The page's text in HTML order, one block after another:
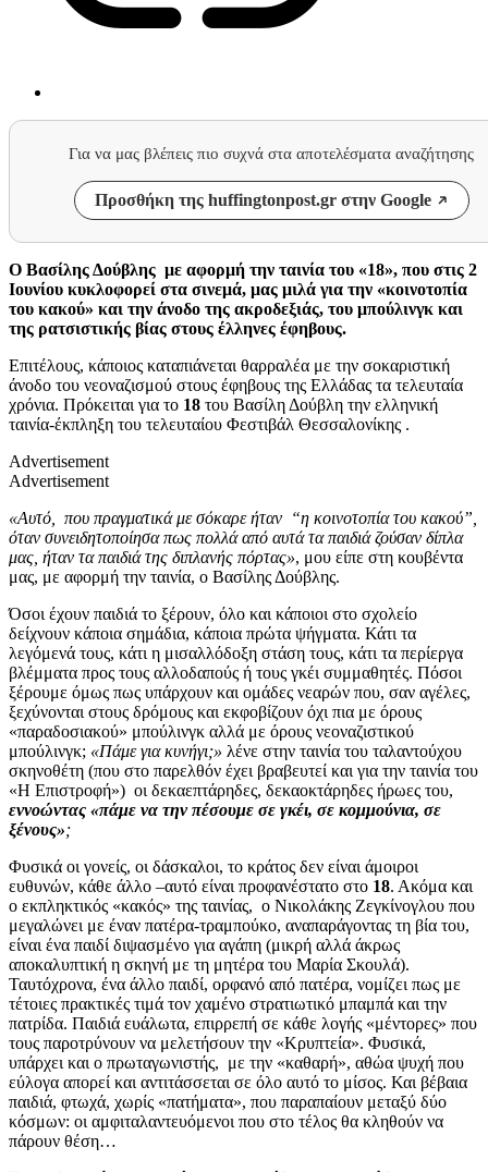
Για να μας βλέπεις πιο συχνά στα αποτελέσματα αναζήτησης
Προσθήκη της huffingtonpost.gr στην Google
O Bασίλης Δούβλης με αφορμή την ταινία του «18», που στις 2
Ιουνίου κυκλοφορεί στα σινεμά, μας μιλά για την «κοινοτοπία
του κακού» και την άνοδο της ακροδεξιάς, του μπούλινγκ και
της ρατσιστικής βίας στους έλληνες έφηβους.
Επιτέλους, κάποιος καταπιάνεται θαρραλέα με την σοκαριστική
άνοδο του νεοναζισμού στους έφηβους της Ελλάδας τα τελευταία
χρόνια. Πρόκειται για το 18 του Βασίλη Δούβλη την ελληνική
ταινία-έκπληξη του τελευταίου Φεστιβάλ Θεσσαλονίκης .
Advertisement
Advertisement
«Αυτό, που πραγματικά με σόκαρε ήταν “η κοινοτοπία του κακού”,
όταν συνειδητοποίησα πως πολλά από αυτά τα παιδιά ζούσαν δίπλα
μας, ήταν τα παιδιά της διπλανής πόρτας», μου είπε στη κουβέντα
μας, με αφορμή την ταινία, ο Βασίλης Δούβλης.
Όσοι έχουν παιδιά το ξέρουν, όλο και κάποιοι στο σχολείο
δείχνουν κάποια σημάδια, κάποια πρώτα ψήγματα. Κάτι τα
λεγόμενά τους, κάτι η μισαλλόδοξη στάση τους, κάτι τα περίεργα
βλέμματα προς τους αλλοδαπούς ή τους γκέι συμμαθητές. Πόσοι
ξέρουμε όμως πως υπάρχουν και ομάδες νεαρών που, σαν αγέλες,
ξεχύνονται στους δρόμους και εκφοβίζουν όχι πια με όρους
«παραδοσιακού» μπούλινγκ αλλά με όρους νεοναζιστικού
μπούλινγκ; «Πάμε για κυνήγι;» λένε στην ταινία του ταλαντούχου
σκηνοθέτη (που στο παρελθόν έχει βραβευτεί και για την ταινία του
«Η Επιστροφή») οι δεκαεπτάρηδες, δεκαοκτάρηδες ήρωες του,
εννοώντας «πάμε να την πέσουμε σε γκέι, σε κομμούνια, σε
ξένους»;
Φυσικά οι γονείς, οι δάσκαλοι, το κράτος δεν είναι άμοιροι
ευθυνών, κάθε άλλο –αυτό είναι προφανέστατο στο 18. Ακόμα και
ο εκπληκτικός «κακός» της ταινίας, ο Νικολάκης Ζεγκίνογλου που
μεγαλώνει με έναν πατέρα-τραμπούκο, αναπαράγοντας τη βία του,
είναι ένα παιδί διψασμένο για αγάπη (μικρή αλλά άκρως
αποκαλυπτική η σκηνή με τη μητέρα του Μαρία Σκουλά).
Ταυτόχρονα, ένα άλλο παιδί, ορφανό από πατέρα, νομίζει πως με
τέτοιες πρακτικές τιμά τον χαμένο στρατιωτικό μπαμπά και την
πατρίδα. Παιδιά ευάλωτα, επιρρεπή σε κάθε λογής «μέντορες» που
τους παροτρύνουν να μελετήσουν την «Κρυπτεία». Φυσικά,
υπάρχει και ο πρωταγωνιστής, με την «καθαρή», αθώα ψυχή που
εύλογα απορεί και αντιτάσσεται σε όλο αυτό το μίσος. Και βέβαια
παιδιά, φτωχά, χωρίς «πατήματα», που παραπαίουν μεταξύ δύο
κόσμων: οι αμφιταλαντευόμενοι που στο τέλος θα κληθούν να
πάρουν θέση…